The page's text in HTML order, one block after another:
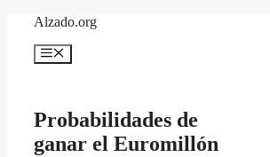
content
Alzado.org
Menu
Probabilidades de
ganar el Euromillón